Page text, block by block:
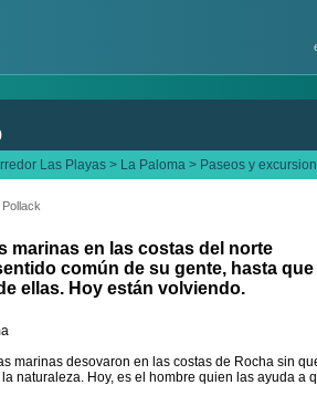
Las Playas > La Paloma > Paseos y
marinas en las costas del norte
común de su gente, hasta que
ellas. Hoy están volviendo.
marinas desovaron en las costas de Rocha sin
naturaleza. Hoy, es el hombre quien las ayuda a